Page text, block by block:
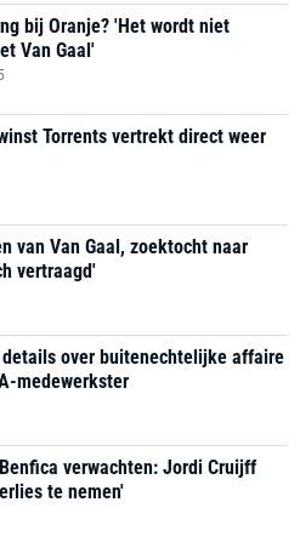
bij Oranje? 'Het wordt niet
Van Gaal'
Torrents vertrekt direct weer
van Van Gaal, zoektocht naar
vertraagd'
over buitenechtelijke affaire
medewerkster
verwachten: Jordi Cruijff
te nemen'